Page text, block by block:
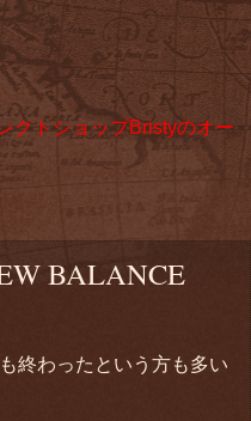
クトショップBristyのオー
BALANCE
終わったという方も多い